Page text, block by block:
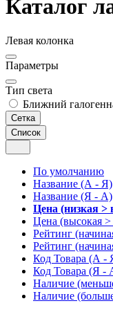
Каталог
Левая колонка
Параметры
Тип света
Ближний
Сетка
Список
По умолчанию
Название (А - Я)
Название (Я - А)
Цена (низкая >
Цена (высокая >
Рейтинг
Рейтинг
Код Товара (А -
Код Товара (Я -
Наличие
Наличие